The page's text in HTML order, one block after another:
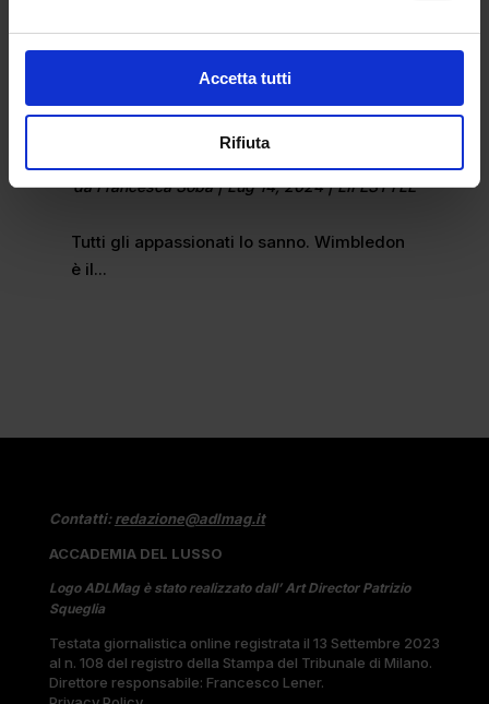
Accetta tutti
Rifiuta
Wimbledon: la favola di Jasmine Paolini
daFrancesca Soba|Lug 14, 2024|LIFESTYLE
Tutti gli appassionati lo sanno. Wimbledon
è il...
Contatti:redazione@adlmag.it
ACCADEMIA DEL LUSSO
Logo ADLMag è stato realizzato dall’ Art Director Patrizio
Squeglia
Testata giornalistica online registrata il 13 Settembre 2023
al n. 108 del registro della Stampa del Tribunale di Milano.
Direttore responsabile: Francesco Lener.